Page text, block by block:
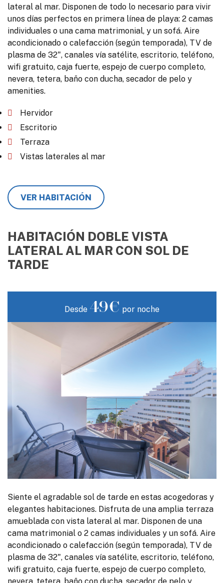
lateral al mar. Disponen de todo lo necesario para vivir
unos días perfectos en primera línea de playa: 2 camas
individuales o una cama matrimonial, y un sofá. Aire
acondicionado o calefacción (según temporada), TV de
plasma de 32", canales vía satélite, escritorio, teléfono,
wifi gratuito, caja fuerte, espejo de cuerpo completo,
nevera, tetera, baño con ducha, secador de pelo y
amenities.
Hervidor
Escritorio
Terraza
Vistas laterales al mar
VER HABITACIÓN
HABITACIÓN DOBLE VISTA
LATERAL AL MAR CON SOL DE
TARDE
Desde 49€ por noche
Siente el agradable sol de tarde en estas acogedoras y
elegantes habitaciones. Disfruta de una amplia terraza
amueblada con vista lateral al mar. Disponen de una
cama matrimonial o 2 camas individuales y un sofá. Aire
acondicionado o calefacción (según temporada), TV de
plasma de 32", canales vía satélite, escritorio, teléfono,
wifi gratuito, caja fuerte, espejo de cuerpo completo,